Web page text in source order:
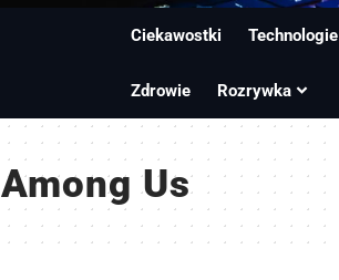
Ciekawostki Technologie
Zdrowie Rozrywka
Among Us